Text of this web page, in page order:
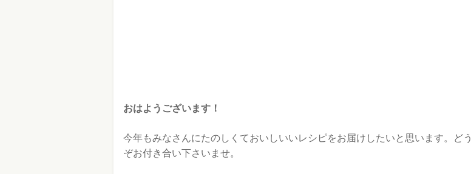
おはようございます！
今年もみなさんにたのしくておいしいいレシピをお届けしたいと思います。どう
ぞお付き合い下さいませ。